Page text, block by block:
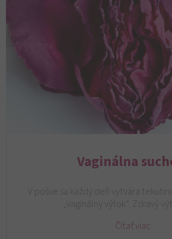
Vaginálna
V pošve sa každý deň vytvára
„vaginálny výtok“. Zdravý
Čítať viac